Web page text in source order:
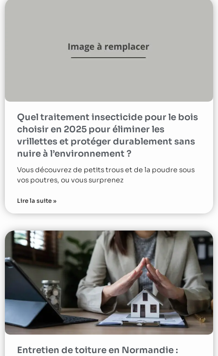
Quel traitement insecticide pour le bois
choisir en 2025 pour éliminer les
vrillettes et protéger durablement sans
nuire à l’environnement ?
Vous découvrez de petits trous et de la poudre sous
vos poutres, ou vous surprenez
Lire la suite »
Entretien de toiture en Normandie :